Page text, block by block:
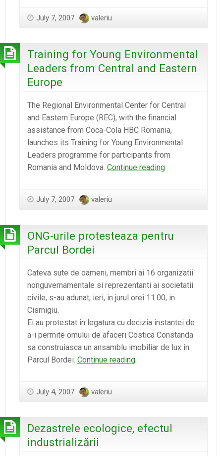
CONŞTIENTIZARE
DOMENIUL
MOLDOVA
LANSATA
July 7, 2007 valeriu
Training for Young Environmental
Leaders from Central and Eastern
Europe
The Regional Environmental Center for Central
and Eastern Europe (REC), with the financial
assistance from Coca-Cola HBC Romania,
launches its Training for Young Environmental
Leaders programme for participants from
Romania and Moldova. Continue readingTraining
Central
Europe
July 7, 2007 valeriu
ONG-urile protesteaza pentru
Parcul Bordei
Cateva sute de oameni, membri ai 16 organizatii
nonguvernamentale si reprezentanti ai societatii
civile, s-au adunat, ieri, in jurul orei 11.00, in
Cismigiu.
Ei au protestat in legatura cu decizia instantei de
a-i permite omului de afaceri Costica Constanda
sa construiasca un ansamblu imobiliar de lux in
Parcul Bordei. Continue readingONG-
Bordei
July 4, 2007 valeriu
Dezastrele ecologice, efectul
industrializării